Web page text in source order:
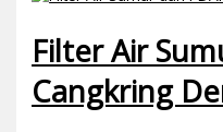
Filter Air
Cangkring